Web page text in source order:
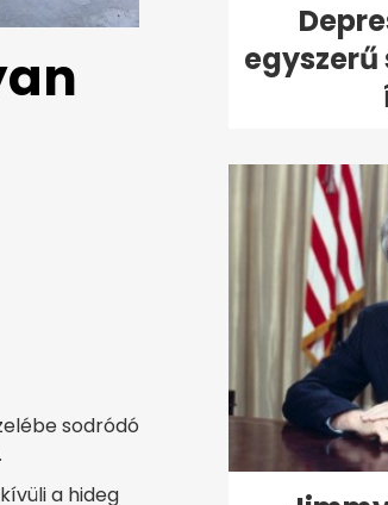
sodródó
a hideg
egyszerű